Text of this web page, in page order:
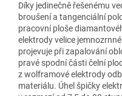
Díky jedinečně řešenému
broušení a tangenciální
pracovní ploše
elektrody velice
projevuje při zapalování
pravé spodní části čelní
z wolframové elektrody
materiálu. Úhel špičky